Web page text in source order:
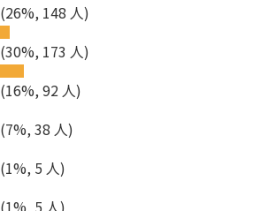
(26%, 148 人)
(30%, 173 人)
(16%, 92 人)
(7%, 38 人)
(1%, 5 人)
(1%, 5 人)